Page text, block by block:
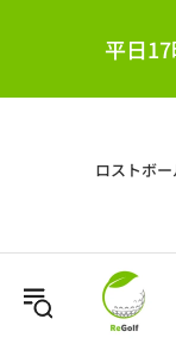
平日
ロストボ